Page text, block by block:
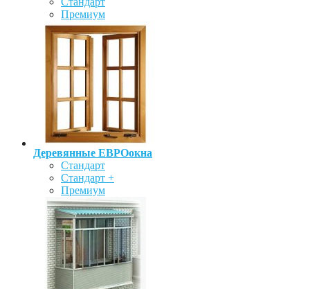
Премиум
Деревянные ЕВРОокна
Стандарт
Стандарт +
Премиум